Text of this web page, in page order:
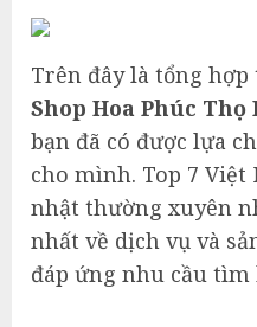
Trên đây là tổng
Shop Hoa Phúc Thọ
bạn đã có được lựa
cho mình. Top 7 Việt
nhật thường xuyên
nhất về dịch vụ và
đáp ứng nhu cầu